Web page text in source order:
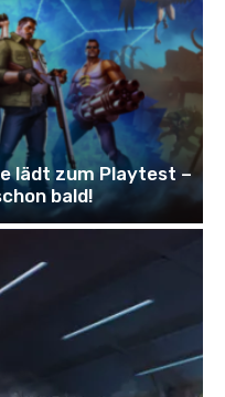
lädt zum Playtest –
bald!